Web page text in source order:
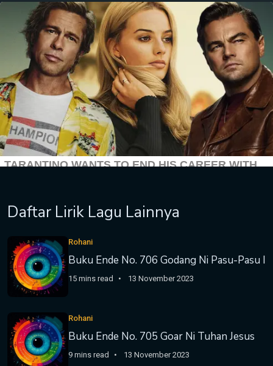
Daftar Lirik Lagu Lainnya
Rohani
Buku Ende No. 706 Godang Ni Pasu-Pasu I
15 mins read 13 November 2023
Rohani
Buku Ende No. 705 Goar Ni Tuhan Jesus
9 mins read 13 November 2023